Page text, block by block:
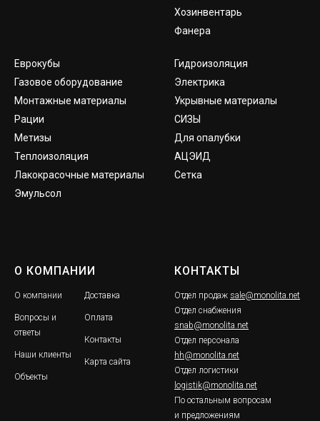
Хозинвентарь
Фанера
Еврокубы
Газовое оборудование
Монтажные материалы
Рации
Метизы
Теплоизоляция
Лакокрасочные материалы
Эмульсол
Гидроизоляция
Электрика
Укрывные материалы
СИЗЫ
Для опалубки
АЦЭИД
Сетка
О КОМПАНИИ
О компании
Вопросы и
ответы
Наши клиенты
Объекты
Доставка
Оплата
Контакты
Карта сайта
КОНТАКТЫ
Отдел продаж sale@monolita.net
Отдел снабжения
snab@monolita.net
Отдел персонала
hh@monolita.net
Отдел логистики
logistik@monolita.net
По остальным вопросам
и предложениям